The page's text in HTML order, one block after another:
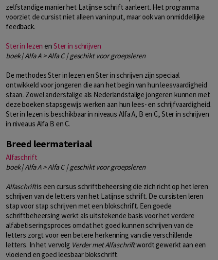
zelfstandige manier het Latijnse schrift aanleert. Het programma
voorziet de cursist niet alleen van input, maar ook van onmiddellijke
feedback.
Ster in lezen en Ster in schrijven
boek | Alfa A > Alfa C | geschikt voor groepsleren
De methodes Ster in lezen en Ster in schrijven zijn speciaal
ontwikkeld voor jongeren die aan het begin van hun leesvaardigheid
staan. Zowel anderstalige als Nederlandstalige jongeren kunnen met
deze boeken stapsgewijs werken aan hun lees- en schrijfvaardigheid.
Ster in lezen is beschikbaar in niveaus Alfa A, B en C, Ster in schrijven
in niveaus Alfa B en C.
Breed leermateriaal
Alfaschrift
boek | Alfa A > Alfa C | geschikt voor groepsleren
Alfaschriftis een cursus schriftbeheersing die zich richt op het leren
schrijven van de letters van het Latijnse schrift. De cursisten leren
stap voor stap schrijven met een blokschrift. Een goede
schriftbeheersing werkt als uitstekende basis voor het verdere
alfabetiseringsproces omdat het goed kunnen schrijven van de
letters zorgt voor een betere herkenning van die verschillende
letters. In het vervolg Verder met Alfaschriftwordt gewerkt aan een
vloeiend en goed leesbaar blokschrift.